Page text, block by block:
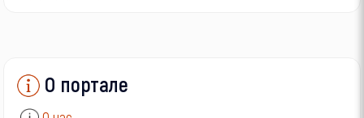
О портале